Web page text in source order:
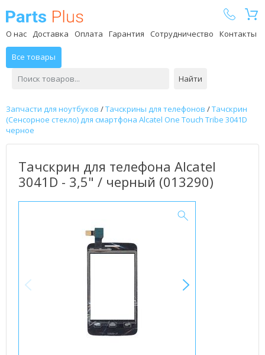
О нас Доставка Оплата Гарантия Сотрудничество Контакты
Все товары
Найти
Запчасти для ноутбуков /Тачскрины для телефонов /Тачскрин
(Сенсорное стекло) для смартфона Alcatel One Touch Tribe 3041D
черное
Тачскрин для телефона Alcatel
3041D - 3,5" / черный (013290)